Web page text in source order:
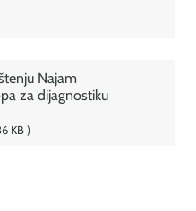
Najam
za dijagnostiku
KB